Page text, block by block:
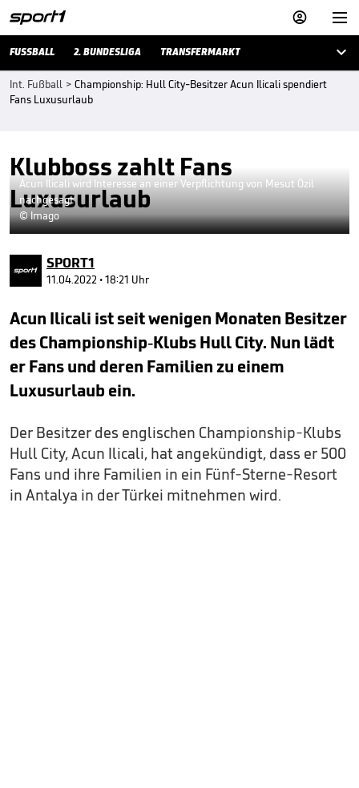


FUSSBALL 2. BUNDESLIGA TRANSFERMARKT 
Int. Fußball > Championship: Hull City-Besitzer Acun Ilicali spendiert
Fans Luxusurlaub
Klubboss zahlt Fans
Luxusurlaub
Acun Ilicali wird Interesse an einer Verpflichtung von Mesut Özil
nachgesagt
© Imago
SPORT1
11.04.2022 • 18:21 Uhr
Acun Ilicali ist seit wenigen Monaten Besitzer
des Championship-Klubs Hull City. Nun lädt
er Fans und deren Familien zu einem
Luxusurlaub ein.
Der Besitzer des englischen Championship-Klubs
Hull City, Acun Ilicali, hat angekündigt, dass er 500
Fans und ihre Familien in ein Fünf-Sterne-Resort
in Antalya in der Türkei mitnehmen wird.